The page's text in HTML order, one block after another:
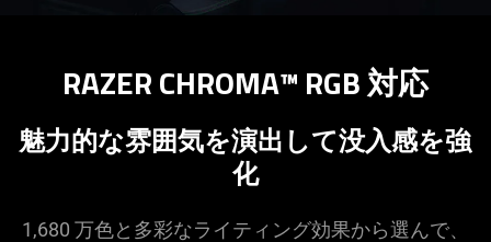
RAZER CHROMA™ RGB対応
魅力的な雰囲気を演出して没入感を強
化
1,680 万色と多彩なライティング効果から選んで、